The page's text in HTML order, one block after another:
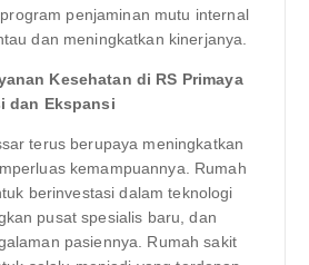
penjaminan mutu internal
dan meningkatkan kinerjanya.
Kesehatan di RS Primaya
dan Ekspansi
terus berupaya meningkatkan
kemampuannya. Rumah
berinvestasi dalam teknologi
pusat spesialis baru, dan
pasiennya. Rumah sakit